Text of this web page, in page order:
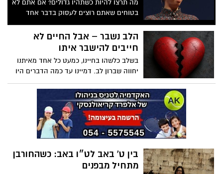
מה תרצו להיות כשתהיו גדולים? אם אתם לא
בטוחים שאתם רוצים לעסוק בדבר אחד
בלבד למשך כל חייכם – אתם ממש לא לבד.
בהרצאה מעוררת מחשבה זו, הסופרת
והאמנית אמילי וופניק מתארת אנשים שהיא
אנשים בעלי מגוון רחב של תחומי עניין,
כישורים ועיסוקים שונים לאורך חייהם, במקום
להתמקד בקריירה אחת בלבד. האם גם אתם
כאלה?
הלב נשבר – אבל החיים לא
חייבים להישבר איתו
בשלב כלשהו בחיינו, כמעט כל אחד מאיתנו
יחווה שברון לב. דמיינו עד כמה הדברים היו
יכולים להיות שונים אילו היינו מעניקים יותר
תשומת לב לכאב הרגשי הייחודי הזה.
הפסיכולוג גיא וינץ' מסביר כי ההחלמה
משברון לב מתחילה בהחלטה מודעת להילחם
בדחף הטבעי שלנו לייפות את העבר ולחפש
תשובות שפשוט אינן קיימות. הוא מציע ארגז
מהכאב ולהמשיך הלאה. הלב שלנו אולי נשבר
לפעמים, אבל אנחנו לא חייבים להישבר יחד
בין ט' באב לט״ו באב: כשהחורבן
מתחיל מבפנים